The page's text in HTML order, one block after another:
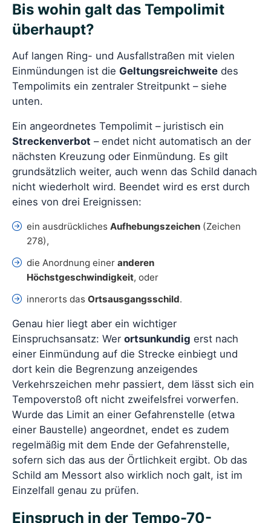
Bis wohin galt das Tempolimit
überhaupt?
Auf langen Ring- und Ausfallstraßen mit vielen
Einmündungen ist die Geltungsreichweite des
Tempolimits ein zentraler Streitpunkt – siehe
unten.
Ein angeordnetes Tempolimit – juristisch ein
Streckenverbot – endet nicht automatisch an der
nächsten Kreuzung oder Einmündung. Es gilt
grundsätzlich weiter, auch wenn das Schild danach
nicht wiederholt wird. Beendet wird es erst durch
eines von drei Ereignissen:
ein ausdrückliches Aufhebungszeichen (Zeichen
278),
die Anordnung einer anderen
Höchstgeschwindigkeit, oder
innerorts das Ortsausgangsschild.
Genau hier liegt aber ein wichtiger
Einspruchsansatz: Wer ortsunkundig erst nach
einer Einmündung auf die Strecke einbiegt und
dort kein die Begrenzung anzeigendes
Verkehrszeichen mehr passiert, dem lässt sich ein
Tempoverstoß oft nicht zweifelsfrei vorwerfen.
Wurde das Limit an einer Gefahrenstelle (etwa
einer Baustelle) angeordnet, endet es zudem
regelmäßig mit dem Ende der Gefahrenstelle,
sofern sich das aus der Örtlichkeit ergibt. Ob das
Schild am Messort also wirklich noch galt, ist im
Einzelfall genau zu prüfen.
Einspruch in der Tempo-70-